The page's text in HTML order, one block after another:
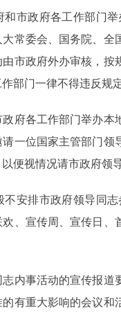
政府各工作部门举
常委会、国务院、
市政府外办审核，
部门一律不得违反规
各工作部门举办本
一位国家主管部门
便视情况请市政府领
排市政府领导同志
、宣传周、宣传日
事活动的宣传报道
有重大影响的会议